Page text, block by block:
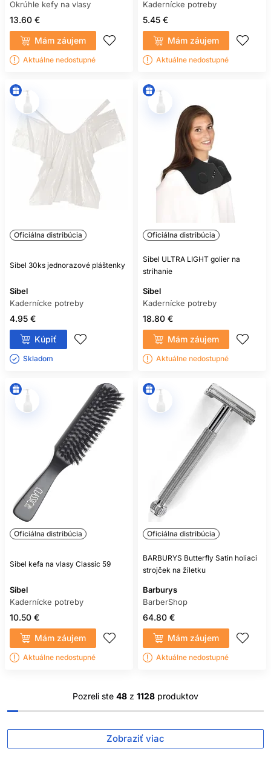
Okrúhle kefy na vlasy
13.60 €
Mám záujem
Aktuálne nedostupné
Kadernícke potreby
5.45 €
Mám záujem
Aktuálne nedostupné
Oficiálna distribúcia
Sibel 30ks jednorazové pláštenky
Sibel
Kadernícke potreby
4.95 €
Kúpiť
Skladom ㅤ
Oficiálna distribúcia
Sibel ULTRA LIGHT golier na
strihanie
Sibel
Kadernícke potreby
18.80 €
Mám záujem
Aktuálne nedostupné
Oficiálna distribúcia
Sibel kefa na vlasy Classic 59
Sibel
Kadernícke potreby
10.50 €
Mám záujem
Aktuálne nedostupné
Oficiálna distribúcia
BARBURYS Butterfly Satin holiaci
strojček na žiletku
Barburys
BarberShop
64.80 €
Mám záujem
Aktuálne nedostupné
Pozreli ste 48 z 1128 produktov
Zobraziť viac